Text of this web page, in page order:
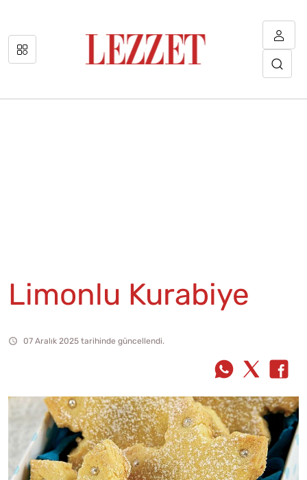
Limonlu Kurabiye
07 Aralık 2025 tarihinde güncellendi.